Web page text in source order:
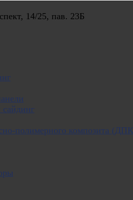
14/25, пав. 23Б
полимерного композита